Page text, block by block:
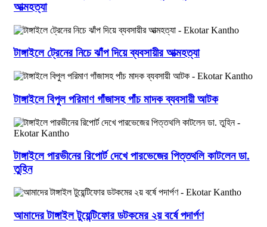
আত্মহত্যা
টাঙ্গাইলে ট্রেনের নিচে ঝাঁপ দিয়ে ব্যবসায়ীর আত্মহত্যা
টাঙ্গাইলে বিপুল পরিমাণ গাঁজাসহ পাঁচ মাদক ব্যবসায়ী আটক
টাঙ্গাইলে পারভীনের রিপোর্ট দেখে পারভেজের পিত্তথলি কাটলেন ডা.
তুহিন
আমাদের টাঙ্গাইল টুয়েন্টিফোর ডটকমের ২য় বর্ষে পদার্পণ